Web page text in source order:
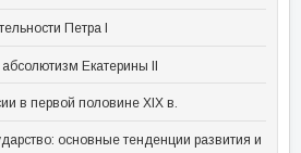
Петра I
Екатерины II
в первой половине XIX в.
основные тенденции развития и